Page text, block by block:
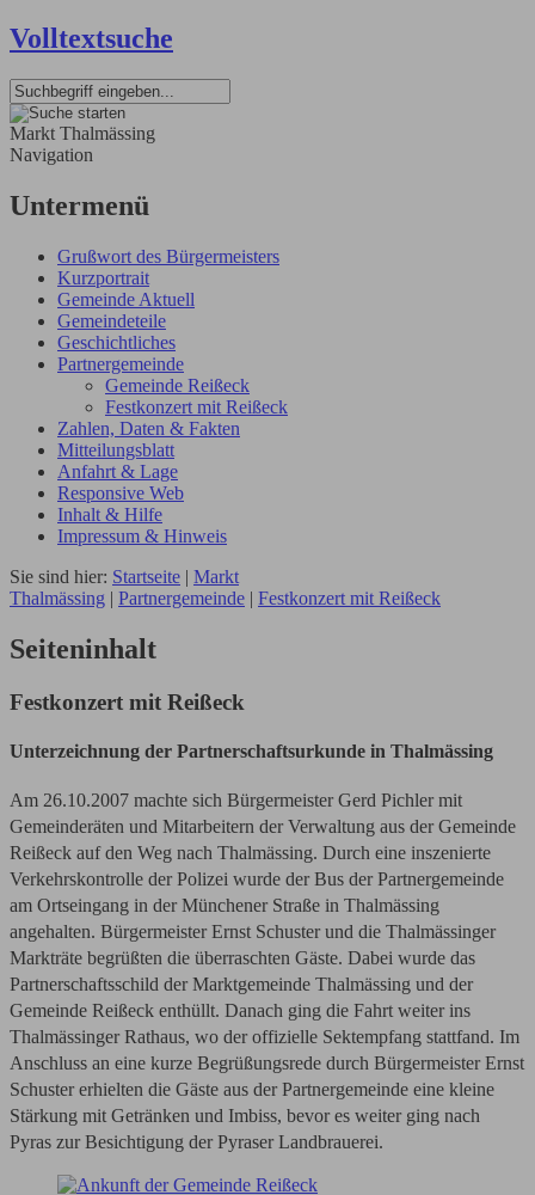
Volltextsuche
Markt Thalmässing
Navigation
Untermenü
Grußwort des Bürgermeisters
Kurzportrait
Gemeinde Aktuell
Gemeindeteile
Geschichtliches
Partnergemeinde
Gemeinde Reißeck
Festkonzert mit Reißeck
Zahlen, Daten & Fakten
Mitteilungsblatt
Anfahrt & Lage
Responsive Web
Inhalt & Hilfe
Impressum & Hinweis
Sie sind hier: Startseite | Markt
Thalmässing | Partnergemeinde | Festkonzert mit Reißeck
Seiteninhalt
Festkonzert mit Reißeck
Unterzeichnung der Partnerschaftsurkunde in Thalmässing
Am 26.10.2007 machte sich Bürgermeister Gerd Pichler mit
Gemeinderäten und Mitarbeitern der Verwaltung aus der Gemeinde
Reißeck auf den Weg nach Thalmässing. Durch eine inszenierte
Verkehrskontrolle der Polizei wurde der Bus der Partnergemeinde
am Ortseingang in der Münchener Straße in Thalmässing
angehalten. Bürgermeister Ernst Schuster und die Thalmässinger
Markträte begrüßten die überraschten Gäste. Dabei wurde das
Partnerschaftsschild der Marktgemeinde Thalmässing und der
Gemeinde Reißeck enthüllt. Danach ging die Fahrt weiter ins
Thalmässinger Rathaus, wo der offizielle Sektempfang stattfand. Im
Anschluss an eine kurze Begrüßungsrede durch Bürgermeister Ernst
Schuster erhielten die Gäste aus der Partnergemeinde eine kleine
Stärkung mit Getränken und Imbiss, bevor es weiter ging nach
Pyras zur Besichtigung der Pyraser Landbrauerei.